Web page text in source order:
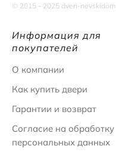
© 2015 - 2025 dveri-nevskidom
Информация для
покупателей
О компании
Как купить двери
Гарантии и возврат
Согласие на обработку
персональных данных